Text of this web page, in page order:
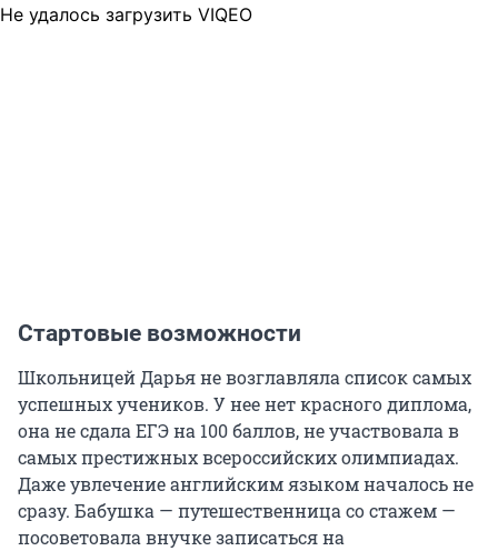
Не удалось загрузить VIQEO
Стартовые возможности
Школьницей Дарья не возглавляла список самых
успешных учеников. У нее нет красного диплома,
она не сдала ЕГЭ на 100 баллов, не участвовала в
самых престижных всероссийских олимпиадах.
Даже увлечение английским языком началось не
сразу. Бабушка — путешественница со стажем —
посоветовала внучке записаться на